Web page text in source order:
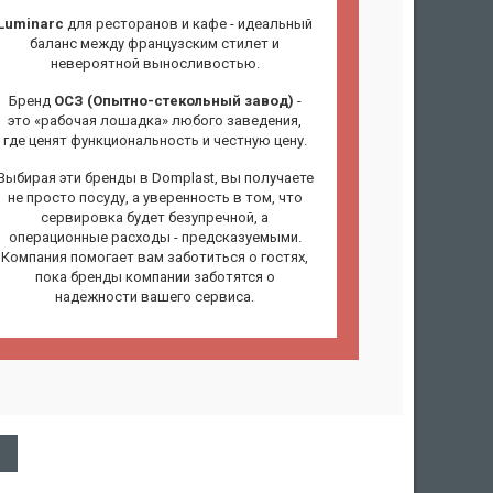
для ресторанов и кафе - идеальный
баланс между французским стилет и
невероятной выносливостью.
Бренд ОСЗ (Опытно-стекольный завод) -
это «рабочая лошадка» любого заведения,
где ценят функциональность и честную цену.
эти бренды в Domplast, вы получаете
не просто посуду, а уверенность в том, что
сервировка будет безупречной, а
операционные расходы - предсказуемыми.
Компания помогает вам заботиться о гостях,
пока бренды компании заботятся о
надежности вашего сервиса.